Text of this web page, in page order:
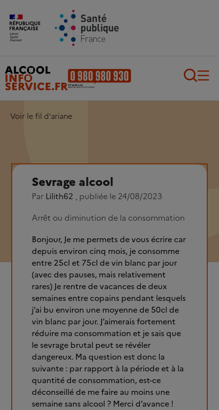
Aller au contenu principal
Voir le fil d'ariane
Sevrage alcool
Par Lilith62 , publiée le 24/08/2023
Arrêt ou diminution de la consommation
Bonjour, Je me permets de vous écrire car
depuis environ cinq mois, je consomme
entre 25cl et 75cl de vin blanc par jour
(avec des pauses, mais relativement
rares) Je rentre de vacances de deux
semaines entre copains pendant lesquels
j’ai bu environ une moyenne de 50cl de
vin blanc par jour. J’aimerais fortement
réduire ma consommation et je sais que
le sevrage brutal peut se révéler
dangereux. Ma question est donc la
suivante : par rapport à la période et à la
quantité de consommation, est-ce
déconseillé de me faire au moins une
semaine sans alcool ? Merci d’avance !